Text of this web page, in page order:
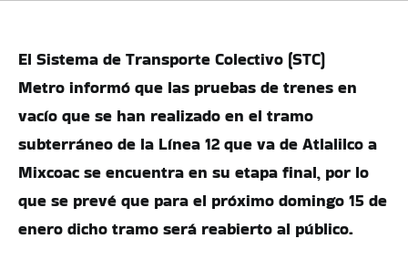
El Sistema de Transporte Colectivo (STC)
Metro informó que las pruebas de trenes en
vacío que se han realizado en el tramo
subterráneo de la Línea 12 que va de Atlalilco a
Mixcoac se encuentra en su etapa final, por lo
que se prevé que para el próximo domingo 15 de
enero dicho tramo será reabierto al público.